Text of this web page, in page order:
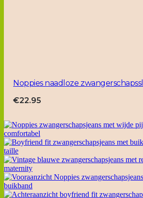
Noppies naadloze
€22.95